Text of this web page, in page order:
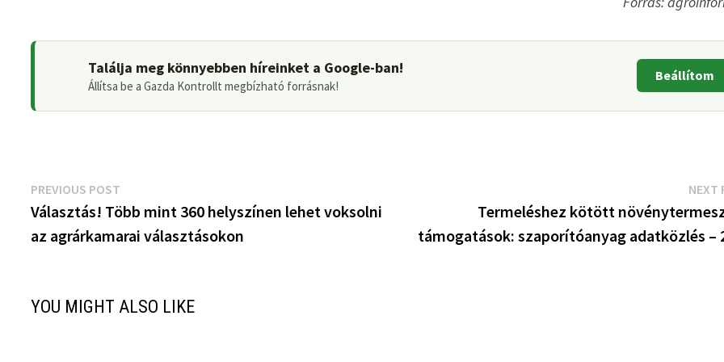
Találja meg könnyebben híreinket a Google-ban!
Állítsa be a Gazda Kontrollt megbízható forrásnak!
Beállítom
Bejegyzés
navigáció
PREVIOUS POST
post:
Választás! Több mint 360 helyszínen lehet voksolni
az agrárkamarai választásokon
NEXT
Termeléshez kötött
támogatások: szaporítóanyag adatközlés –
YOU MIGHT ALSO LIKE